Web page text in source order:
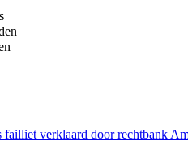
verklaard door rechtbank